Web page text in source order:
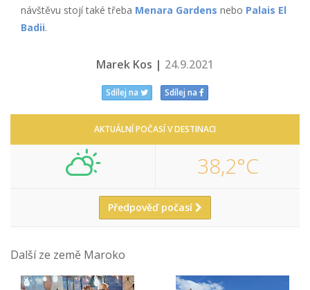
návštěvu stojí také třeba Menara Gardens nebo Palais El
Badii.
Marek Kos | 24.9.2021
Sdílej na Sdílej na
AKTUÁLNÍ POČASÍ V DESTINACI
38,2°C
Předpověď počasí
Další ze země Maroko